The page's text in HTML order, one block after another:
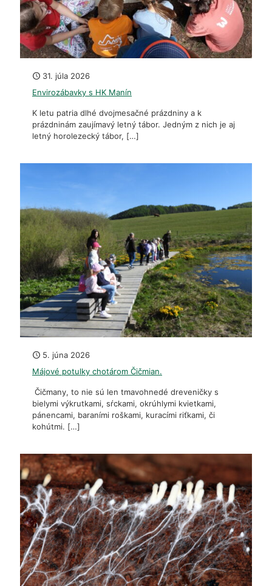
31. júla 2026
Envirozábavky s HK Manín
K letu patria dlhé dvojmesačné prázdniny a k
prázdninám zaujímavý letný tábor. Jedným z nich je aj
letný horolezecký tábor, […]
5. júna 2026
Májové potulky chotárom Čičmian.
Čičmany, to nie sú len tmavohnedé dreveničky s
bielymi výkrutkami, sŕckami, okrúhlymi kvietkami,
pánencami, baraními roškami, kuracími riťkami, či
kohútmi. […]